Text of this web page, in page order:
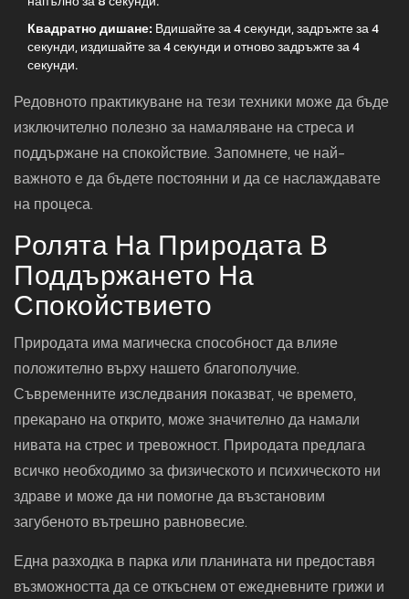
Квадратно дишане: Вдишайте за 4 секунди, задръжте за 4
секунди, издишайте за 4 секунди и отново задръжте за 4
секунди.
Редовното практикуване на тези техники може да бъде
изключително полезно за намаляване на стреса и
поддържане на спокойствие. Запомнете, че най-
важното е да бъдете постоянни и да се наслаждавате
на процеса.
Ролята На Природата В
Поддържането На
Спокойствието
Природата има магическа способност да влияе
положително върху нашето благополучие.
Съвременните изследвания показват, че времето,
прекарано на открито, може значително да намали
нивата на стрес и тревожност. Природата предлага
всичко необходимо за физическото и психическото ни
здраве и може да ни помогне да възстановим
загубеното вътрешно равновесие.
Една разходка в парка или планината ни предоставя
възможността да се откъснем от ежедневните грижи и